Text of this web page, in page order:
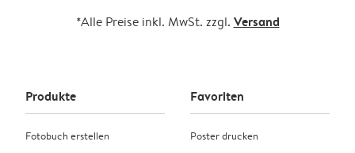
*Alle Preise inkl. MwSt. zzgl. Versand
Produkte
Fotobuch erstellen
Favoriten
Poster drucken